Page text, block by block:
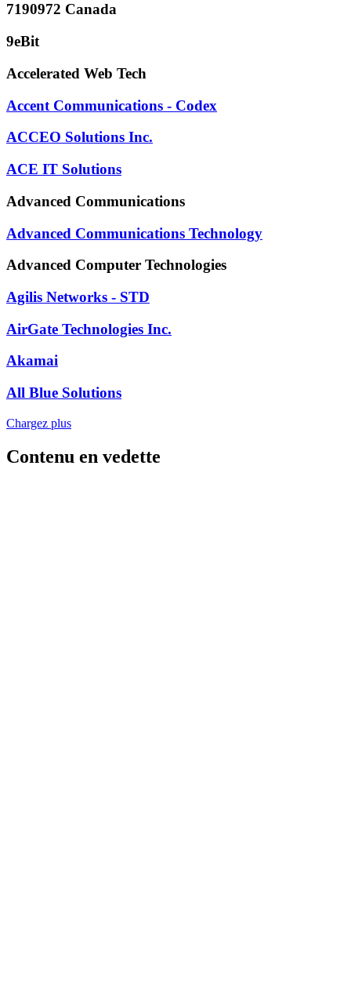
7190972 Canada
9eBit
Accelerated Web Tech
Accent Communications - Codex
ACCEO Solutions Inc.
ACE IT Solutions
Advanced Communications
Advanced Communications Technology
Advanced Computer Technologies
Agilis Networks - STD
AirGate Technologies Inc.
Akamai
All Blue Solutions
Chargez plus
Contenu en vedette